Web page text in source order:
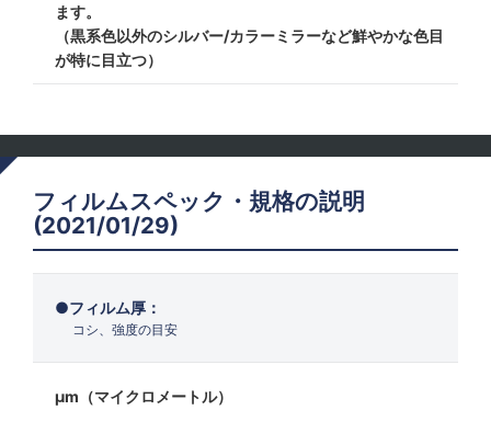
ます。
（黒系色以外のシルバー/カラーミラーなど鮮やかな色目
が特に目立つ）
フィルムスペック・規格の説明
(2021/01/29)
フィルム厚：
コシ、強度の目安
μm（マイクロメートル）